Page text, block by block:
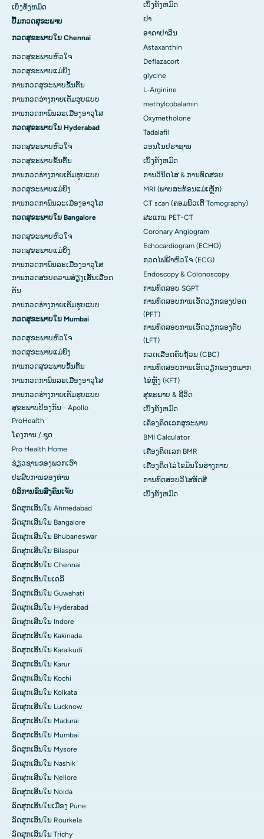
ເບິ່ງທັງຫມົດ
ປື້ມກວດສຸຂະພາບ
ກວດສຸຂະພາບໃນ Chennai
ກວດສຸຂະພາບຫົວໃຈ
ກວດສຸຂະພາບແມ່ຍິງ
ການກວດສຸຂະພາບຂັ້ນຕົ້ນ
ການກວດຮ່າງກາຍເຕັມຮູບແບບ
ການກວດກາພົນລະເມືອງອາວຸໂສ
ກວດສຸຂະພາບໃນ Hyderabad
ກວດສຸຂະພາບຫົວໃຈ
ກວດສຸຂະພາບຂັ້ນຕົ້ນ
ການກວດຮ່າງກາຍເຕັມຮູບແບບ
ກວດສຸຂະພາບແມ່ຍິງ
ການກວດກາພົນລະເມືອງອາວຸໂສ
ກວດສຸຂະພາບໃນ Bangalore
ກວດສຸຂະພາບຫົວໃຈ
ກວດສຸຂະພາບແມ່ຍິງ
ການກວດກາພົນລະເມືອງອາວຸໂສ
ການກວດສອບຄວາມສ່ຽງເສັ້ນເລືອດ
ຕັນ
ການກວດຮ່າງກາຍເຕັມຮູບແບບ
ກວດສຸຂະພາບໃນ Mumbai
ກວດສຸຂະພາບຫົວໃຈ
ກວດສຸຂະພາບແມ່ຍິງ
ການກວດສຸຂະພາບຂັ້ນຕົ້ນ
ການກວດກາພົນລະເມືອງອາວຸໂສ
ການກວດຮ່າງກາຍເຕັມຮູບແບບ
ສຸຂະພາບປ້ອງກັນ - Apollo
ProHealth
ໂຄງການ / ຊຸດ
Pro Health Home
ຊ່ຽວຊານຂອງພວກເຮົາ
ປະສົບການຂອງທ່ານ
ບໍລິການຂົນສົ່ງຄົນເຈັບ
ລົດສຸກເສີນໃນ Ahmedabad
ລົດສຸກເສີນໃນ Bangalore
ລົດສຸກເສີນໃນ Bhubaneswar
ລົດສຸກເສີນໃນ Bilaspur
ລົດສຸກເສີນໃນ Chennai
ລົດສຸກເສີນໃນເດລີ
ລົດສຸກເສີນໃນ Guwahati
ລົດສຸກເສີນໃນ Hyderabad
ລົດສຸກເສີນໃນ Indore
ລົດສຸກເສີນໃນ Kakinada
ລົດສຸກເສີນໃນ Karaikudi
ລົດສຸກເສີນໃນ Karur
ລົດສຸກເສີນໃນ Kochi
ລົດສຸກເສີນໃນ Kolkata
ລົດສຸກເສີນໃນ Lucknow
ລົດສຸກເສີນໃນ Madurai
ລົດສຸກເສີນໃນ Mumbai
ລົດສຸກເສີນໃນ Mysore
ລົດສຸກເສີນໃນ Nashik
ລົດສຸກເສີນໃນ Nellore
ລົດສຸກເສີນໃນ Noida
ລົດສຸກເສີນໃນເມືອງ Pune
ລົດສຸກເສີນໃນ Rourkela
ລົດສຸກເສີນໃນ Trichy
ເບິ່ງທັງຫມົດ
ຢາ
ອາດາປາລີນ
Astaxanthin
Deflazacort
glycine
L-Arginine
methylcobalamin
Oxymetholone
Tadalafil
ວອນໂນປຣາຊານ
ເບິ່ງທັງຫມົດ
ການວິນິດໄສ & ການທົດສອບ
MRI (ພາບສະທ້ອນແມ່ເຫຼັກ)
CT scan (ຄອມພິວເຕີ້ Tomography)
ສະແກນ PET-CT
Coronary Angiogram
Echocardiogram (ECHO)
ກວດໄຟຟ້າຫົວໃຈ (ECG)
Endoscopy & Colonoscopy
ການທົດສອບ SGPT
ການທົດສອບການເຮັດວຽກຂອງປອດ
(PFT)
ການທົດສອບການເຮັດວຽກຂອງຕັບ
(LFT)
ກວດເລືອດຄົບຖ້ວນ (CBC)
ການທົດສອບການເຮັດວຽກຂອງຫມາກ
ໄຂ່ຫຼັງ (KFT)
ສຸຂະພາບ & ຊີວິດ
ເບິ່ງທັງຫມົດ
ເຄື່ອງຄິດເລກສຸຂະພາບ
BMI Calculator
ເຄື່ອງຄິດເລກ BMR
ເຄື່ອງຄິດໄລ່ໄຂມັນໃນຮ່າງກາຍ
ການທົດສອບວິໄສທັດສີ
ເບິ່ງ​ທັງ​ຫມົດ